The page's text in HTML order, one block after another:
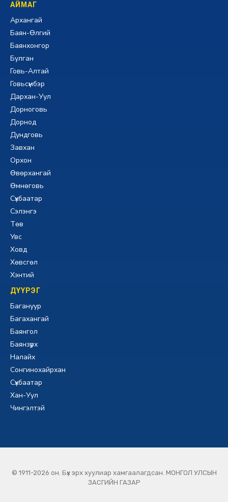
АЙМАГ
Архангай
Баян-Өлгий
Баянхонгор
Булган
Говь-Алтай
Говьсүмбэр
Дархан-Уул
Дорноговь
Дорнод
Дундговь
Завхан
Орхон
Өвөрхангай
Өмнөговь
Сүхбаатар
Сэлэнгэ
Төв
Увс
Ховд
Хөвсгөл
Хэнтий
ДҮҮРЭГ
Багануур
Багахангай
Баянгол
Баянзүрх
Налайх
Сонгинохайрхан
Сүхбаатар
Хан-Уул
Чингэлтэй
© 1911-2026 он. Бүх эрх хуулиар хамгаалагдсан. МОНГОЛ УЛСЫН
ЗАСГИЙН ГАЗАР